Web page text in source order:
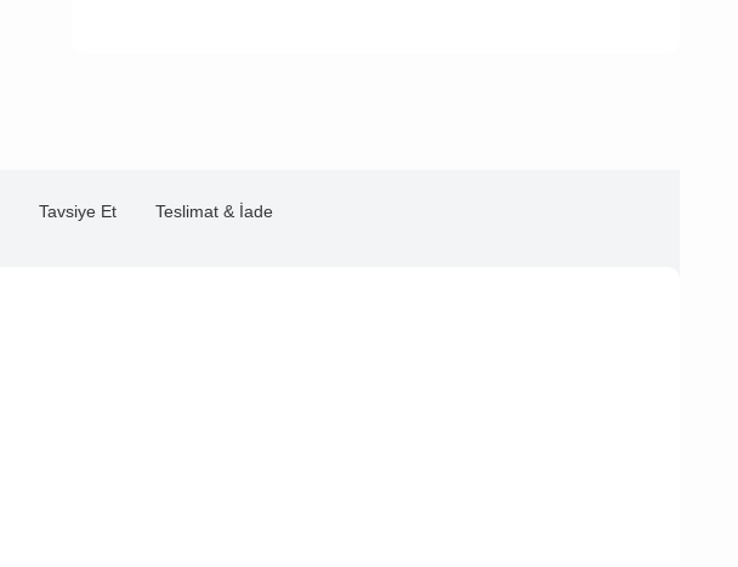
Tavsiye Et Teslimat & İade